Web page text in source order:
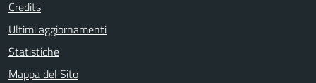
Credits
Ultimi aggiornamenti
Statistiche
Mappa del Sito